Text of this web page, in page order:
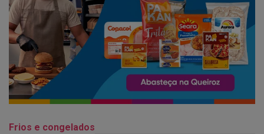
Frios e congelados